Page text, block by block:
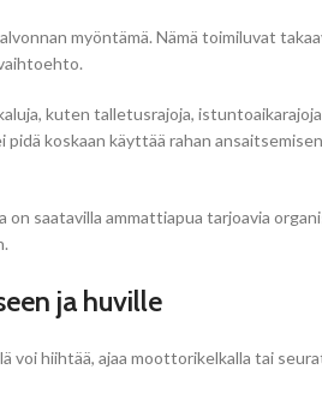
myöntämä. Nämä toimiluvat
kuten talletusrajoja,
koskaan käyttää rahan
saatavilla ammattiapua tarjoavia
ja huville
hiihtää, ajaa moottorikelkalla tai